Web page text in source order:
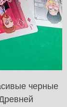
черные